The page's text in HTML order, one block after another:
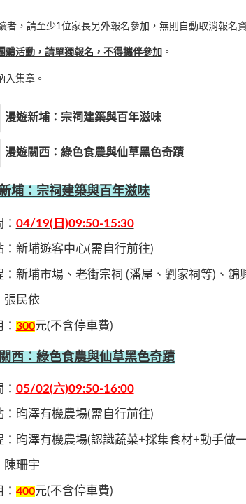
者，請至少1位家長另外報名參加，無則自動取消報名資
體活動，請單獨報名，不得攜伴參加 。
入集章。
漫遊新埔：宗祠建築與百年滋味
漫遊關西：綠色食農與仙草黑色奇蹟
埔：宗祠建築與百年滋味
04/19(日)09:50-15:30
：新埔遊客中心(需自行前往)
：新埔市場、老街宗祠 (潘屋、劉家祠等)、
張民依
300元(不含停車費)
西：綠色食農與仙草黑色奇蹟
05/02(六)09:50-16:00
：昀澤有機農場(需自行前往)
：昀澤有機農場(認識蔬菜+採集食材+動手
陳珊宇
400元(不含停車費)